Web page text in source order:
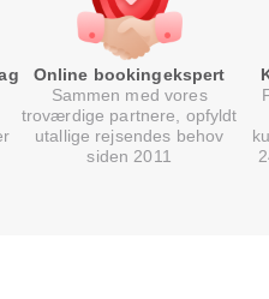
Online bookingekspert
Sammen med vores
troværdige partnere, opfyldt
utallige rejsendes behov
siden 2011